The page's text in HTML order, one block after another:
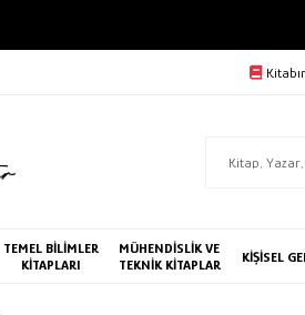
TEMEL BİLİMLER
KİTAPLARI
MÜHENDİSLİK VE
TEKNİK KİTAPLAR
KİŞİSEL